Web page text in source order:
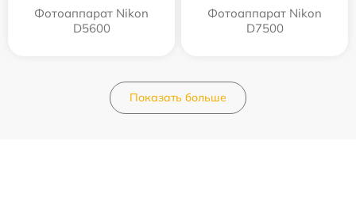
Фотоаппарат Nikon
D5600
Фотоаппарат Nikon
D7500
Показать больше